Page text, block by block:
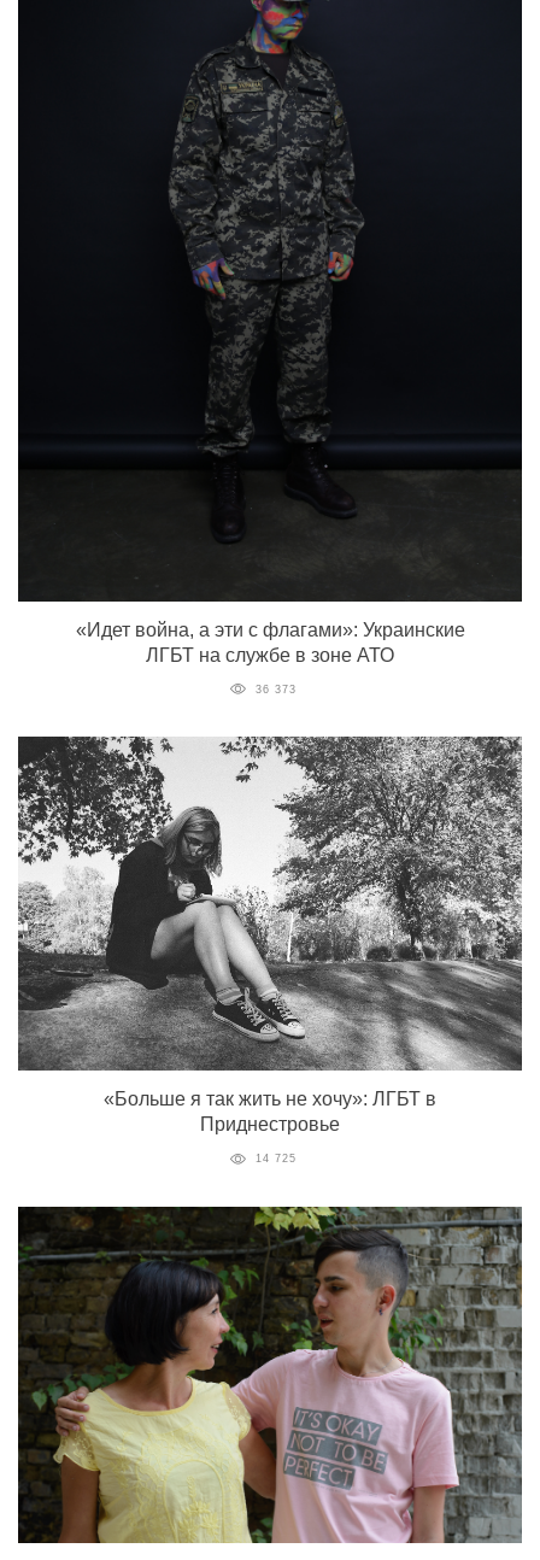
«Идет война, а эти с флагами»: Украинские
ЛГБТ на службе в зоне АТО
36 373
«Больше я так жить не хочу»: ЛГБТ в
Приднестровье
14 725